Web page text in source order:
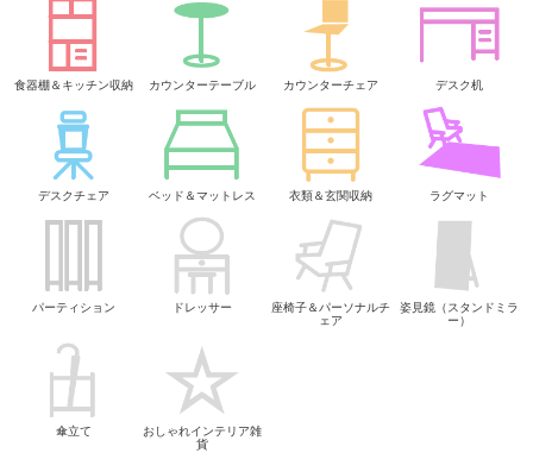
食器棚＆キッチン収納 カウンターテーブル カウンターチェア デスク机
デスクチェア ベッド＆マットレス 衣類＆玄関収納 ラグマット
パーティション ドレッサー
座椅子＆パーソナルチ
ェア
姿見鏡（スタンドミラ
ー）
傘立て
おしゃれインテリア雑
貨